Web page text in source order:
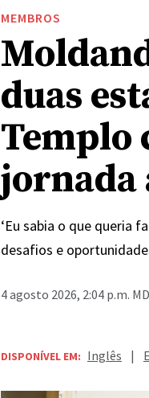
MEMBROS
duas
Templo
‘Eu sabia o que queria
desafios e
4 agosto 2026, 2:04 p.m.
DISPONÍVEL EM: Inglês |